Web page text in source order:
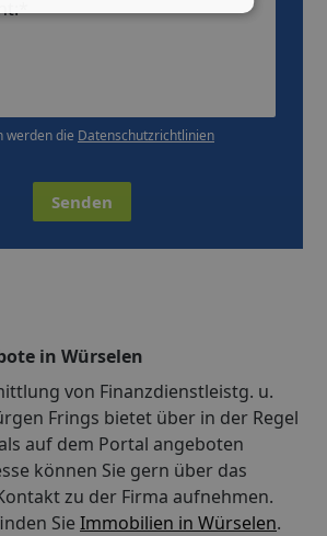
werden die Datenschutzrichtlinien
Senden
in Würselen
von Finanzdienstleistg. u.
Frings bietet über in der Regel
auf dem Portal angeboten
können Sie gern über das
zu der Firma aufnehmen.
Sie Immobilien in Würselen.